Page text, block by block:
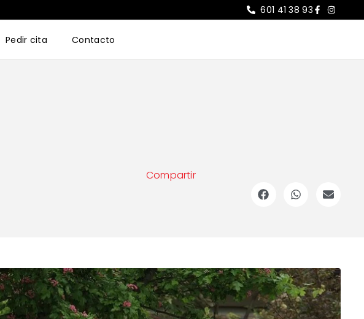
601 41 38 93
Pedir cita Contacto
Compartir